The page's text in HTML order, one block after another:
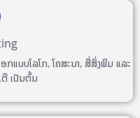
ກແບບໂລໂກ, ໂຄສະນາ, ສື່ສິ່ງພິມ ແລະ
ເປັນຕົ້ນ